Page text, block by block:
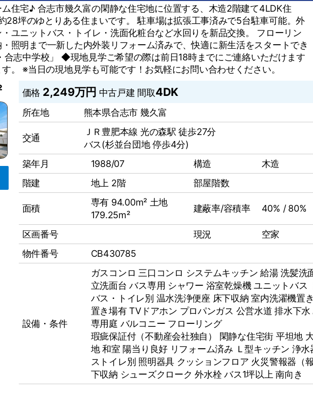
住宅♪ 合志市幾久富の閑静な住宅地に位置する、木造2階建て4LDK住
28坪のゆとりある住まいです。 駐車場は拡張工事済みで5台駐車可能。外
ユニットバス・トイレ・洗面化粧台など水回りを新品交換。 フローリン
照明まで一新した内外装リフォーム済みで、快適に新生活をスタートでき
合志中学校」 ◆現地見学ご希望の際は前日18時までにご連絡いただけます
。 ※当日の現地見学も可能です！お気軽にお問い合わせください。
価格 2,249万円 中古戸建 間取4DK
所在地 熊本県合志市 幾久富
交通
ＪＲ豊肥本線 光の森駅 徒歩27分
バス(杉並台団地 停歩4分)
築年月
1988/07 構造
木造
階建
地上 2階 部屋階数
面積
専有 94.00m² 土地
179.25m²
建蔽率/容積率 40% / 80%
区画番号 現況
空家
物件番号
CB430785
設備・条件
ガスコンロ 三口コンロ システムキッチン 給湯 洗髪洗
立洗面台 バス専用 シャワー 浴室乾燥機 ユニットバス
バス・トイレ別 温水洗浄便座 床下収納 室内洗濯機置
置き場有 TVドアホン プロパンガス 公営水道 排水下水
専用庭 バルコニー フローリング
瑕疵保証付（不動産会社独自） 閑静な住宅街 平坦地
地 和室 陽当り良好 リフォーム済み Ｌ型キッチン 浄水
ストイレ別 照明器具 クッションフロア 火災警報器（
下収納 シューズクローク 外水栓 バス1坪以上 南向き